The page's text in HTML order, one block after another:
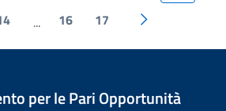
... 16 17
per le Pari Opportunità